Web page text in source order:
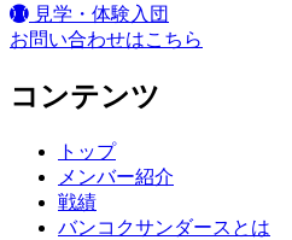
見学・体験入団
お問い合わせはこちら
コンテンツ
トップ
メンバー紹介
戦績
バンコクサンダースとは